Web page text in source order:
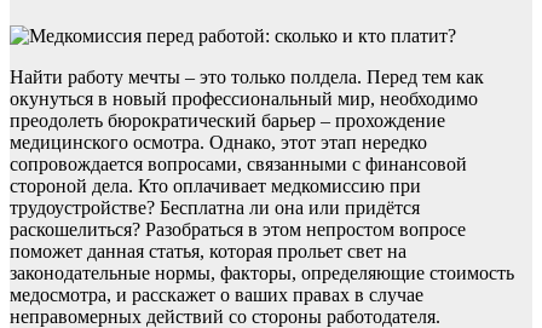
Найти работу мечты – это только полдела. Перед тем как
окунуться в новый профессиональный мир, необходимо
преодолеть бюрократический барьер – прохождение
медицинского осмотра. Однако, этот этап нередко
сопровождается вопросами, связанными с финансовой
стороной дела. Кто оплачивает медкомиссию при
трудоустройстве? Бесплатна ли она или придётся
раскошелиться? Разобраться в этом непростом вопросе
поможет данная статья, которая прольет свет на
законодательные нормы, факторы, определяющие стоимость
медосмотра, и расскажет о ваших правах в случае
неправомерных действий со стороны работодателя.